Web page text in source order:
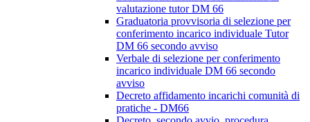
valutazione tutor DM 66
Graduatoria provvisoria di selezione per
conferimento incarico individuale Tutor
DM 66 secondo avviso
Verbale di selezione per conferimento
incarico individuale DM 66 secondo
avviso
Decreto affidamento incarichi comunità di
pratiche - DM66